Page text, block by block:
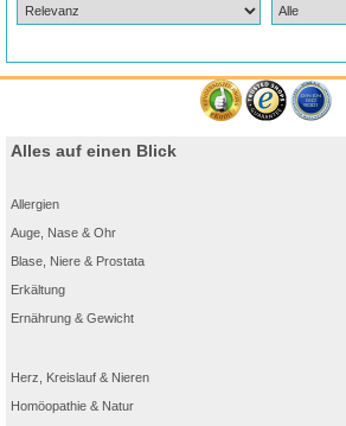
Alles auf einen Blick
Allergien
Auge, Nase & Ohr
Blase, Niere & Prostata
Erkältung
Ernährung & Gewicht
Herz, Kreislauf & Nieren
Homöopathie & Natur